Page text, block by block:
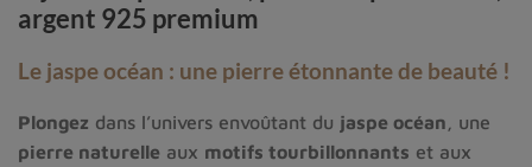
argent 925 premium
Le jaspe océan : une pierre étonnante de beauté !
Plongez dans l’univers envoûtant du jaspe océan , une
pierre naturelle aux motifs tourbillonnants et aux